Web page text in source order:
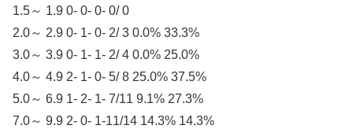
1.5～ 1.9 0- 0- 0- 0/ 0
2.0～ 2.9 0- 1- 0- 2/ 3 0.0% 33.3%
3.0～ 3.9 0- 1- 1- 2/ 4 0.0% 25.0%
4.0～ 4.9 2- 1- 0- 5/ 8 25.0% 37.5%
5.0～ 6.9 1- 2- 1- 7/11 9.1% 27.3%
7.0～ 9.9 2- 0- 1-11/14 14.3% 14.3%